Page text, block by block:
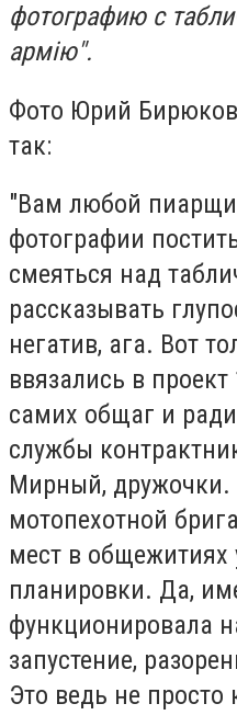
фотографию с
армію".
Фото Юрий
так:
"Вам любой
фотографии
смеяться над
рассказывать
негатив, ага. Вот
ввязались в
самих общаг и
службы
Мирный, дружочки.
мотопехотной
мест в общежитиях
планировки. Да,
функционировала
запустение,
Это ведь не просто